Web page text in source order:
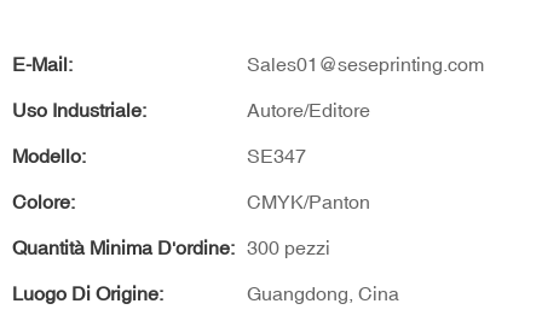
E-Mail: Sales01@seseprinting.com
Uso Industriale: Autore/Editore
Modello: SE347
Colore: CMYK/Panton
Quantità Minima D'ordine: 300 pezzi
Luogo Di Origine: Guangdong, Cina